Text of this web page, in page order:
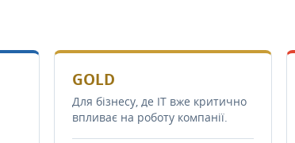
GOLD
Для бізнесу, де IT вже критично
впливає на роботу компанії.